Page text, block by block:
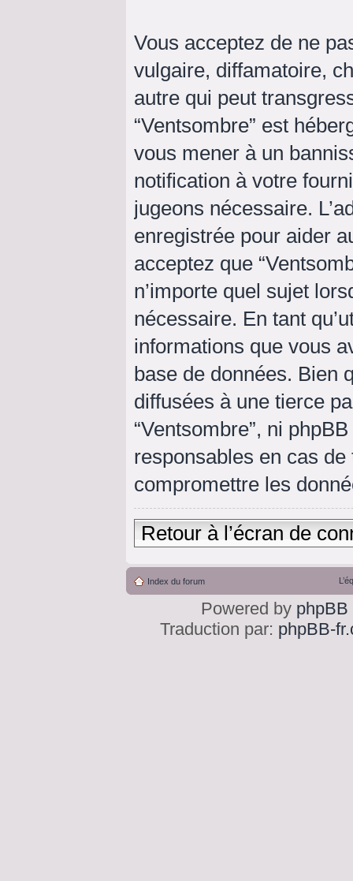
Vous acceptez de ne
vulgaire, diffamatoire,
autre qui peut
“Ventsombre” est
vous mener à un
notification à votre
jugeons nécessaire.
enregistrée pour aider
acceptez que
n’importe quel sujet
nécessaire. En tant
informations que vous
base de données. Bien
diffusées à une tierce
“Ventsombre”, ni
responsables en cas
compromettre les
Retour à l’écran de
Index du forum
Powered by phpBB
Traduction par: phpBB-